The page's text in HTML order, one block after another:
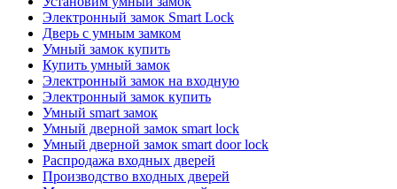
Электронный замок Smart Lock
Дверь с умным замком
Умный замок купить
Купить умный замок
Электронный замок на входную
Электронный замок купить
Умный smart замок
Умный дверной замок smart lock
Умный дверной замок smart door lock
Распродажа входных дверей
Производство входных дверей